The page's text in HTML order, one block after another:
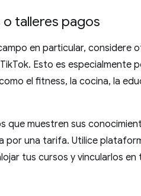
talleres pagos
en particular, considere
Esto es especialmente
el fitness, la cocina, la
que muestren sus
por una tarifa. Utilice
tus cursos y vincularlos en